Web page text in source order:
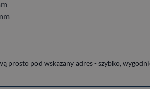
prosto pod wskazany adres - szybko,